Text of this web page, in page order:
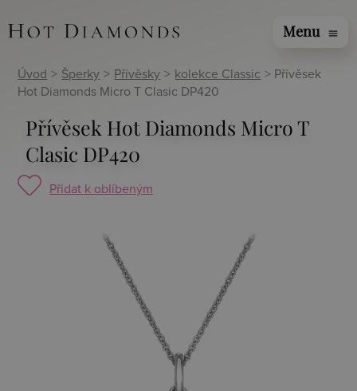
Menu menu
Úvod > Šperky > Přívěsky > kolekce Classic > Přívěsek
Hot Diamonds Micro T Clasic DP420
Přívěsek Hot Diamonds Micro T
Clasic DP420
Přidat k oblíbeným